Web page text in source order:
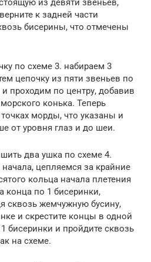
из девяти звеньев,
к задней части
бисерины, что отмечены
по схеме 3. набираем 3
цепочку из пяти звеньев по
проходим по центру, добавив
конька. Теперь
морды, что указаны и
от уровня глаз и до шеи.
два ушка по схеме 4.
цепляемся за крайние
кольца начала плетения
конца по 1 бисеринки,
сквозь жемчужную бусину,
и скрестите концы в одной
бисеринки и пройдите сквозь
на схеме.